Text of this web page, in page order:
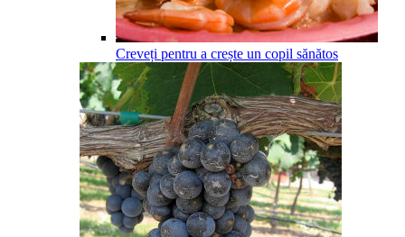
Creveți pentru a crește un copil sănătos